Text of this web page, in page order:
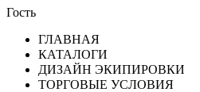
Гость
ГЛАВНАЯ
КАТАЛОГИ
ДИЗАЙН ЭКИПИРОВКИ
ТОРГОВЫЕ УСЛОВИЯ